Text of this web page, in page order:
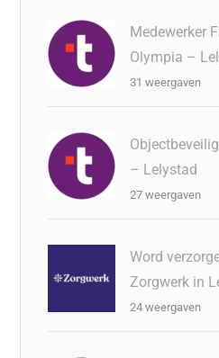
Medewerker
Olympia –
31 weergaven
– Lelystad
27 weergaven
Word
Zorgwerk in
24 weergaven